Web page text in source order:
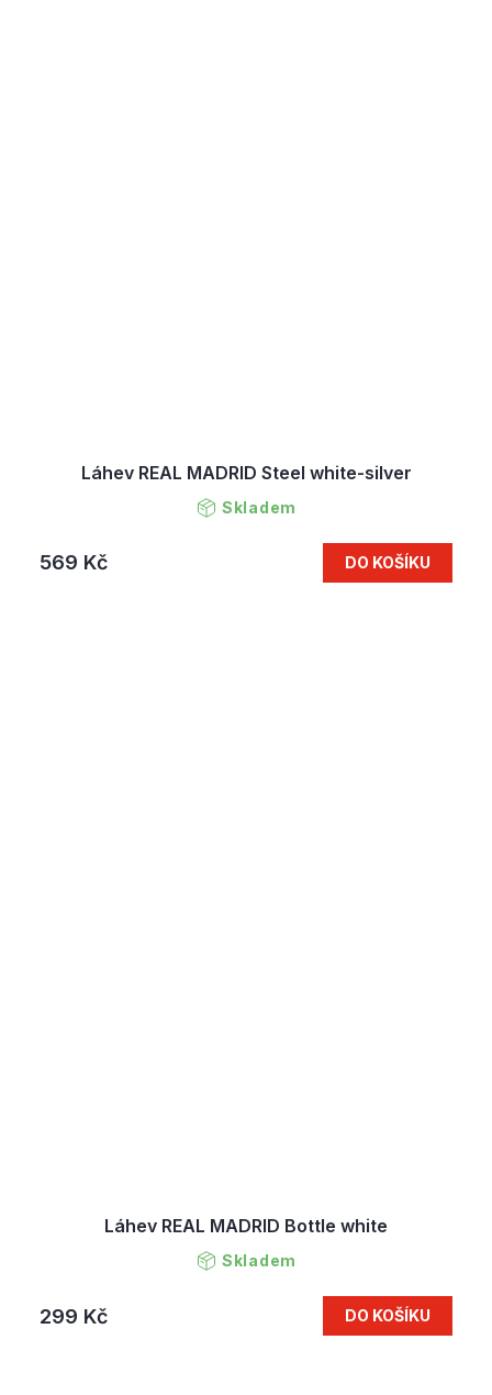
Láhev REAL MADRID Steel white-silver
Skladem
569 Kč DO KOŠÍKU
Láhev REAL MADRID Bottle white
Skladem
299 Kč DO KOŠÍKU